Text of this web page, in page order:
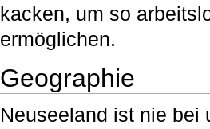
kacken, um so
ermöglichen.
Geographie
Neuseeland ist nie bei